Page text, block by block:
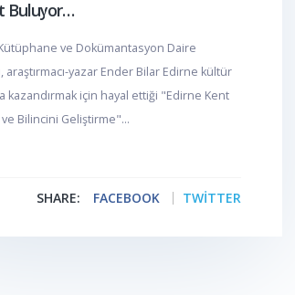
Buluyor…
ve Dokümantasyon Daire
araştırmacı-yazar Ender Bilar Edirne kültür
kazandırmak için hayal ettiği "Edirne Kent
Bilincini Geliştirme"...
SHARE: FACEBOOK TWITTER